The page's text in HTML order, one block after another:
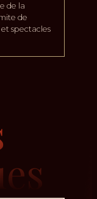
de la
de
spectacles